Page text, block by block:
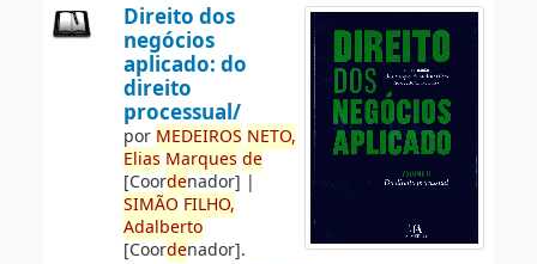
Direito dos
negócios
aplicado: do
direito
processual/
por MEDEIROS NETO,
Elias Marques de
[Coordenador] |
SIMÃO FILHO,
Adalberto
[Coordenador].